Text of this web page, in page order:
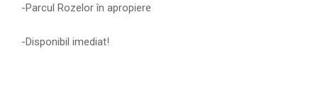
-Parcul Rozelor în apropiere
-Disponibil imediat!